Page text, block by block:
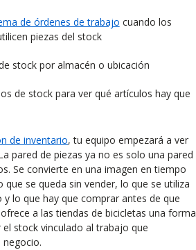
de órdenes de trabajo cuando los
piezas del stock
stock por almacén o ubicación
de stock para ver qué artículos hay que
de inventario, tu equipo empezará a ver
pared de piezas ya no es solo una pared
Se convierte en una imagen en tiempo
que se queda sin vender, lo que se utiliza
y lo que hay que comprar antes de que
a las tiendas de bicicletas una forma
stock vinculado al trabajo que
negocio.